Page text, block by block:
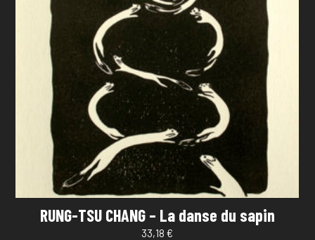
RUNG-TSU CHANG – La danse du sapin
33,18 €